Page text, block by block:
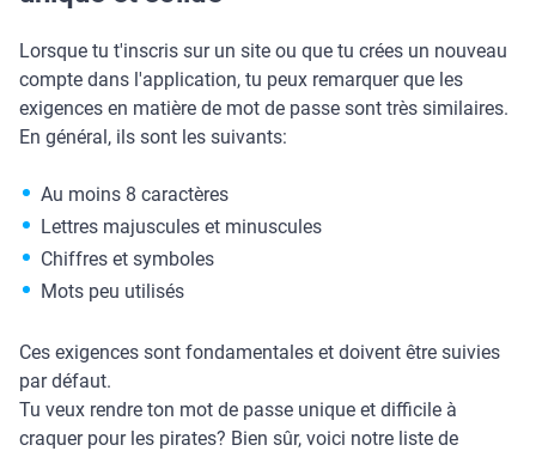
Lorsque tu t'inscris sur un site ou que tu crées un nouveau
compte dans l'application, tu peux remarquer que les
exigences en matière de mot de passe sont très similaires.
En général, ils sont les suivants:
Au moins 8 caractères
Lettres majuscules et minuscules
Chiffres et symboles
Mots peu utilisés
Ces exigences sont fondamentales et doivent être suivies
par défaut.
Tu veux rendre ton mot de passe unique et difficile à
craquer pour les pirates? Bien sûr, voici notre liste de